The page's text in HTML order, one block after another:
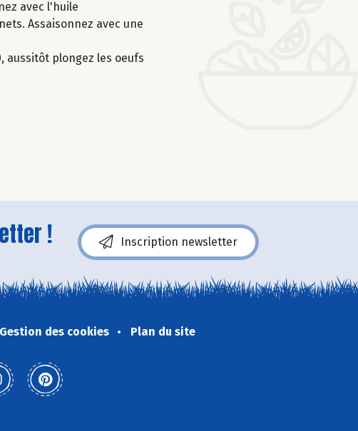
avec l'huile
Assaisonnez avec une
aussitôt plongez les oeufs
! Inscription newsletter
Gestion des cookies Plan du site